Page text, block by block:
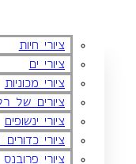
ציורי חיות
ציורי ים
ציורי מכוניות
ציורים של
ציורי ינשופים
ציורי כדורים
ציורי פרובנס